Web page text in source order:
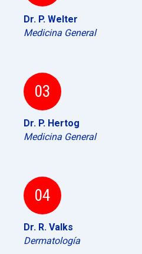
Dr. P. Welter
Medicina General
03
Dr. P. Hertog
Medicina General
04
Dr. R. Valks
Dermatología